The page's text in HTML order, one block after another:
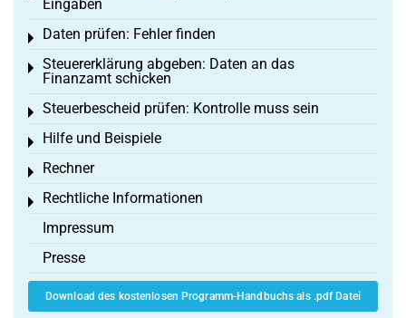
Eingaben
Daten prüfen: Fehler finden
Toggle menu
Steuererklärung abgeben: Daten an das
Finanzamt schicken
Toggle menu
Steuerbescheid prüfen: Kontrolle muss sein
Toggle menu
Hilfe und Beispiele
Toggle menu
Rechner
Toggle menu
Rechtliche Informationen
Toggle menu
Impressum
Presse
Download des kostenlosen Programm-Handbuchs als .pdf Datei